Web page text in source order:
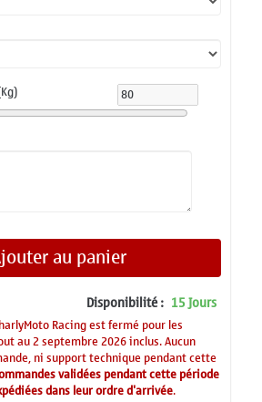
au panier
Disponibilité : 15 Jours
Racing est fermé pour les
au 2 septembre 2026 inclus. Aucun
ni support technique pendant cette
validées pendant cette période
dans leur ordre d'arrivée.